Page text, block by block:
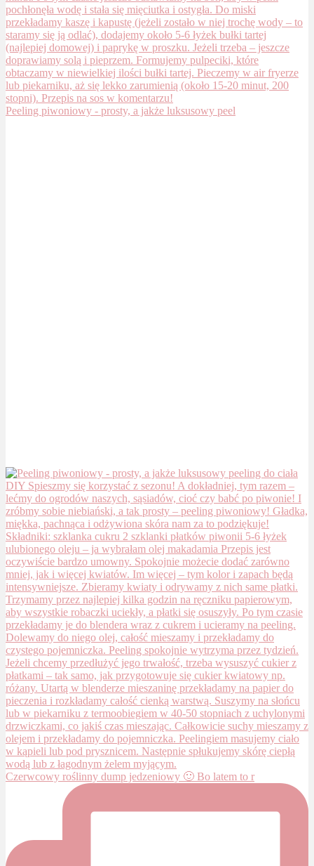
Peeling piwoniowy - prosty, a jakże luksusowy peel
Czerwcowy roślinny dump jedzeniowy 🙂 Bo latem to r